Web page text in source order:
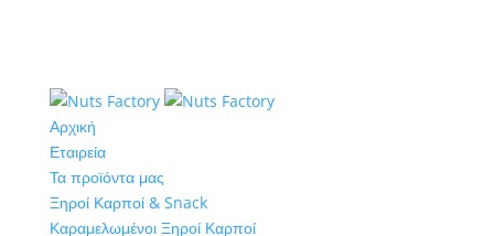
Αρχική
Εταιρεία
Τα προϊόντα μας
Ξηροί Καρποί & Snack
Καραμελωμένοι Ξηροί Καρποί